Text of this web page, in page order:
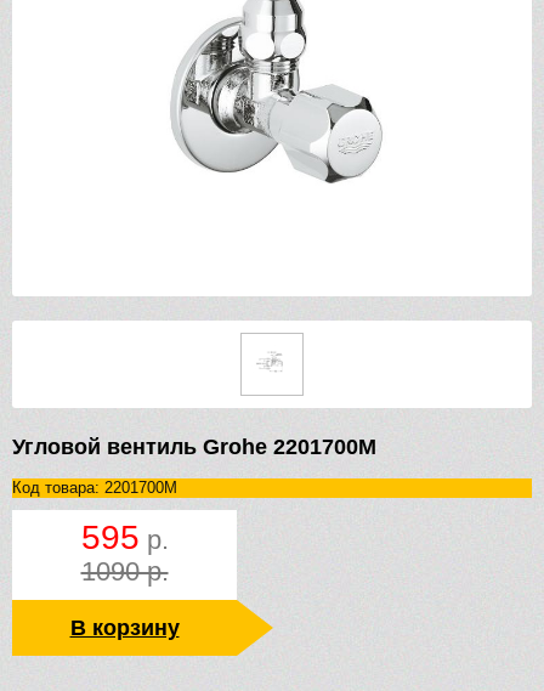
Угловой вентиль Grohe 2201700M
Код товара: 2201700M
595 р.
1090 р.
В корзину